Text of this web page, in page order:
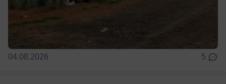
04.08.2026 5